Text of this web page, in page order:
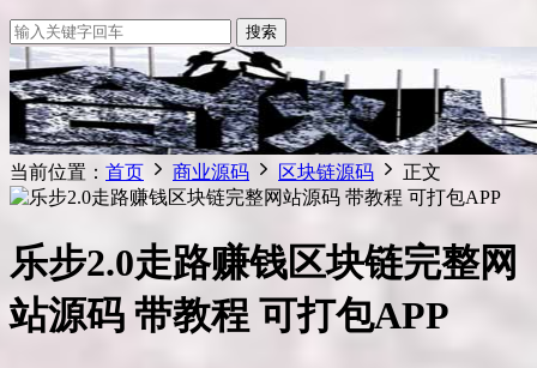
搜索
当前位置： 首页 商业源码 区块链源码 正文
乐步2.0走路赚钱区块链完整网
站源码 带教程 可打包APP